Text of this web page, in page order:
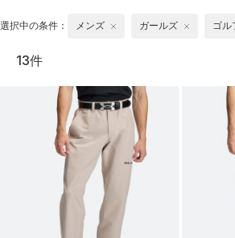
選択中の条件： メンズ ガールズ ゴル
13件